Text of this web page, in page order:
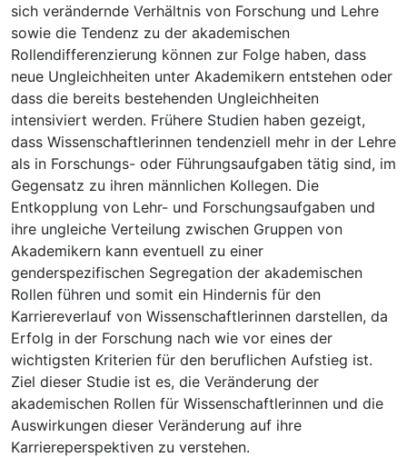
sich verändernde Verhältnis von Forschung und Lehre
sowie die Tendenz zu der akademischen
Rollendifferenzierung können zur Folge haben, dass
neue Ungleichheiten unter Akademikern entstehen oder
dass die bereits bestehenden Ungleichheiten
intensiviert werden. Frühere Studien haben gezeigt,
dass Wissenschaftlerinnen tendenziell mehr in der Lehre
als in Forschungs- oder Führungsaufgaben tätig sind, im
Gegensatz zu ihren männlichen Kollegen. Die
Entkopplung von Lehr- und Forschungsaufgaben und
ihre ungleiche Verteilung zwischen Gruppen von
Akademikern kann eventuell zu einer
genderspezifischen Segregation der akademischen
Rollen führen und somit ein Hindernis für den
Karriereverlauf von Wissenschaftlerinnen darstellen, da
Erfolg in der Forschung nach wie vor eines der
wichtigsten Kriterien für den beruflichen Aufstieg ist.
Ziel dieser Studie ist es, die Veränderung der
akademischen Rollen für Wissenschaftlerinnen und die
Auswirkungen dieser Veränderung auf ihre
Karriereperspektiven zu verstehen.